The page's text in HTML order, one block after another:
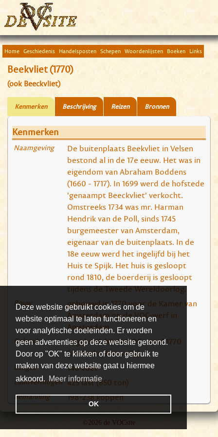
Deze website gebruikt cookies om de
website optimaal te laten functioneren en
voor analytische doeleinden. Er worden
geen advertenties op deze website getoond.
Door op "OK" te klikken of door gebruik te
maken van deze website gaat u hiermee
akkoord. Meer informatie
OK
Home Geschiedenis Handelsposten Schepen Woordenlijsten Boeken Links
Beekvliet (1770)
(ook Beeckvliet)
Kenmerken Beschrijving Reizen Bronnen
Kenmerken
Naamgeving
De buitenplaats Beekvliet in Velsen
bestond al in de 17e eeuw. Het was in
eigendom van Abraham Boddens
(1660 - 1717). In 1699 werd de hofstede
'genaampt Beeckvliet' verkocht.
Omstreeks 1734 was mr. Harman
Hendrik van de Poll, sinds 1745
burgemeester van Amsterdam,
eigenaar van de buitenplaats. In de
18e eeuw werd het ingelijfd bij het
Huis te Spijk. Het huis is gesloopt
rond 1810, de boerderij is gesloopt
tijdens de Tweede Wereldoorlog.
Bouw
gebouwd in 1770 voor de Kamer van
Amsterdam op de VOC-werf in
Amsterdam
Gebruik
in gebruik bij de VOC vanaf 1770
(verkocht, Marseille)
Lengte 140 voet
Laadvermogen 425 last (850 ton)
Bemanning 198-238 koppen
©2026 de VOCsite